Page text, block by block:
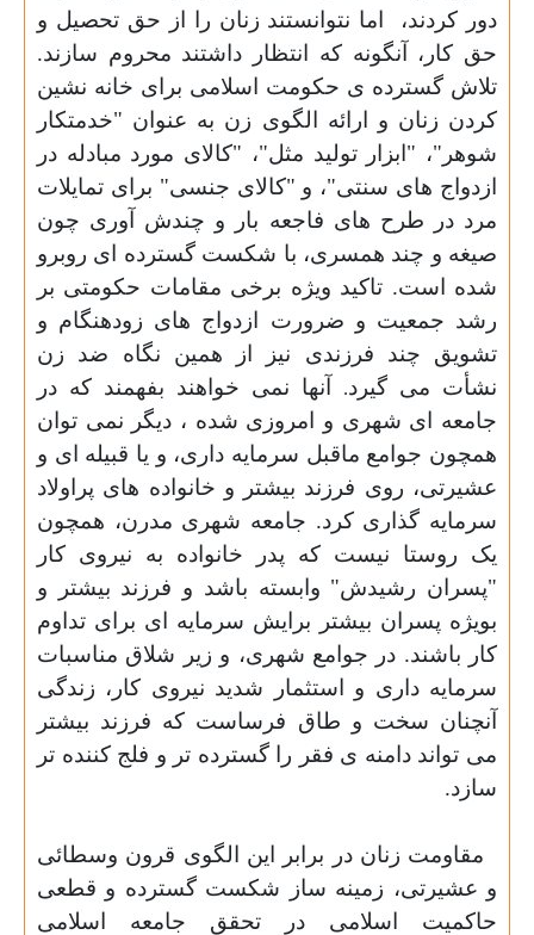
دور کردند،
اما نتوانستند زنان را از حق تحصیل و
حق کار، آنگونه که انتظار داشتند محروم سازند.
تلاش گسترده ی حکومت اسلامی برای خانه نشین
کردن زنان و ارائه الگوی زن به عنوان "خدمتکار
شوهر"، "ابزار تولید مثل"، "کالای مورد مبادله در
ازدواج های سنتی"، و "کالای جنسی" برای تمایلات
مرد در طرح های فاجعه بار
و چندش آوری چون
صیغه و چند همسری، با شکست گسترده ای روبرو
شده است. تاکید ویژه برخی مقامات حکومتی بر
رشد جمعیت و ضرورت ازدواج های زودهنگام و
تشویق چند فرزندی نیز از همین نگاه ضد زن
نشأت می گیرد.
آنها نمی خواهند بفهمند که در
جامعه ای شهری و امروزی شده ، دیگر نمی توان
همچون جوامع ماقبل سرمایه داری، و یا قبیله ای و
عشیرتی، روی فرزند بیشتر و خانواده های پراولاد
سرمایه گذاری کرد. جامعه شهری مدرن، همچون
یک روستا نیست که پدر خانواده به نیروی کار
"پسران رشیدش" وابسته باشد و فرزند بیشتر و
بویژه پسران بیشتر برایش سرمایه ای برای تداوم
کار باشند. در جوامع شهری، و زیر شلاق مناسبات
سرمایه داری و استثمار شدید نیروی کار، زندگی
آنچنان سخت و طاق فرساست که فرزند بیشتر
می تواند دامنه ی فقر را گسترده تر و فلج کننده تر
سازد.
مقاومت زنان در برابر این الگوی قرون وسطائی
و عشیرتی، زمینه ساز شکست گسترده و قطعی
حاکمیت اسلامی در تحقق جامعه اسلامی